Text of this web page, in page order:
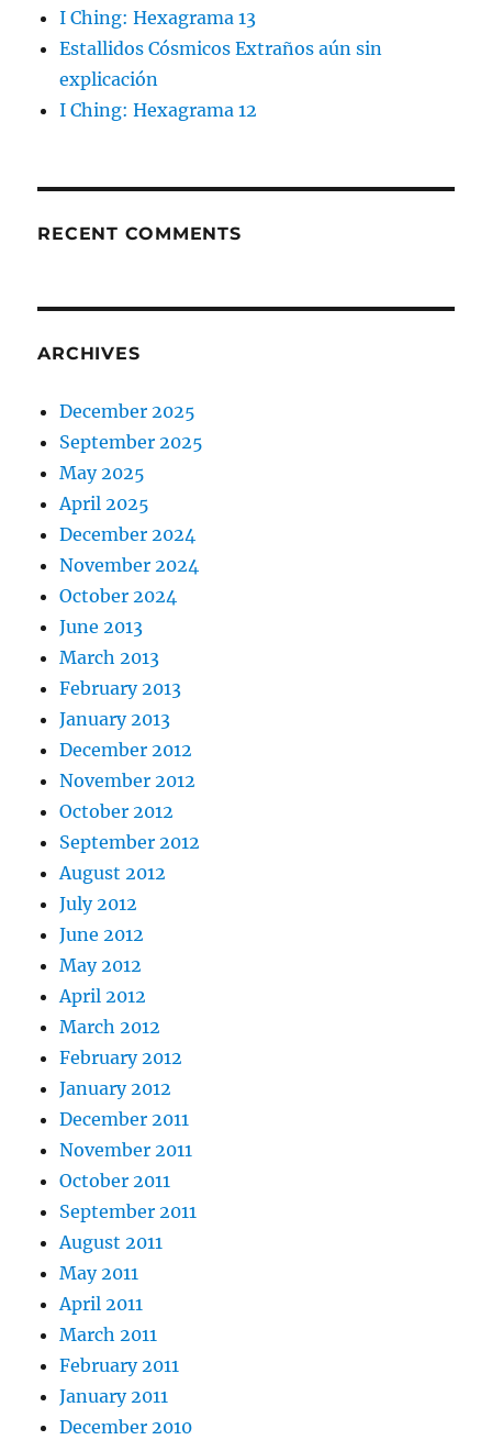
I Ching: Hexagrama 13
Estallidos Cósmicos Extraños aún sin
explicación
I Ching: Hexagrama 12
RECENT COMMENTS
ARCHIVES
December 2025
September 2025
May 2025
April 2025
December 2024
November 2024
October 2024
June 2013
March 2013
February 2013
January 2013
December 2012
November 2012
October 2012
September 2012
August 2012
July 2012
June 2012
May 2012
April 2012
March 2012
February 2012
January 2012
December 2011
November 2011
October 2011
September 2011
August 2011
May 2011
April 2011
March 2011
February 2011
January 2011
December 2010